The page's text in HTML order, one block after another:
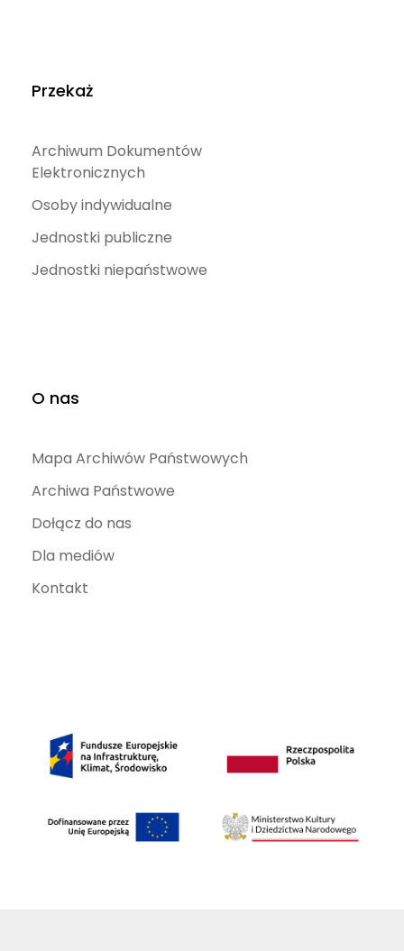
Przekaż
Archiwum Dokumentów
Elektronicznych
Osoby indywidualne
Jednostki publiczne
Jednostki niepaństwowe
O nas
Mapa Archiwów Państwowych
Archiwa Państwowe
Dołącz do nas
Dla mediów
Kontakt